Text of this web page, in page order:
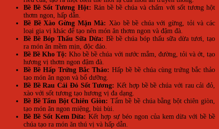
Bề Bề Sốt Tương Hột: Rán bề bề chúa và chấm với sốt tương hột
thơm ngon, hấp dẫn.
Bề Bề Xào Gừng Mặn Mà: Xào bề bề chúa với gừng, tỏi và các
loại gia vị khác để tạo nên món ăn thơm ngon và đậm đà.
Bề Bề Bóp Thấu Sữa Dừa: Bề bề chúa bóp thấu sữa dừa tươi, tạo
ra món ăn mềm mịn, độc đáo.
Bề Bề Kho Tộ: Kho bề bề chúa với nước mắm, đường, tỏi và ớt, tạo
hương vị thơm ngon đậm đà.
Bề Bề Hấp Trứng Bắc Thảo: Hấp bề bề chúa cùng trứng bắc thảo
tạo món ăn ngon và bổ dưỡng.
Bề Bề Rau Cải Đỏ Sốt Tương: Kết hợp bề bề chúa với rau cải đỏ,
xào với sốt tương tạo hương vị đa dạng.
Bề Bề Tẩm Bột Chiên Giòn: Tẩm bề bề chúa bằng bột chiên giòn,
tạo món ăn ngon miệng, bùi bùi.
Bề Bề Sốt Kem Dừa: Kết hợp sự béo ngon của kem dừa với bề bề
chúa tạo ra món ăn thú vị và hấp dẫn.